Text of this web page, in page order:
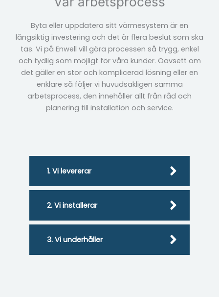
1. Vi levererar
2. Vi installerar
3. Vi underhåller
Byta eller uppdatera sitt värmesystem är en
långsiktig investering och det är flera beslut som ska
tas. Vi på Enwell vill göra processen så trygg, enkel
och tydlig som möjligt för våra kunder. Oavsett om
det gäller en stor och komplicerad lösning eller en
enklare så följer vi huvudsakligen samma
arbetsprocess, den innehåller allt från råd och
planering till installation och service.